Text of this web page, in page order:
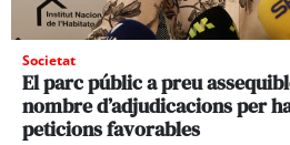
Societat
El parc públic a preu
nombre d’adjudicacions per
peticions favorables